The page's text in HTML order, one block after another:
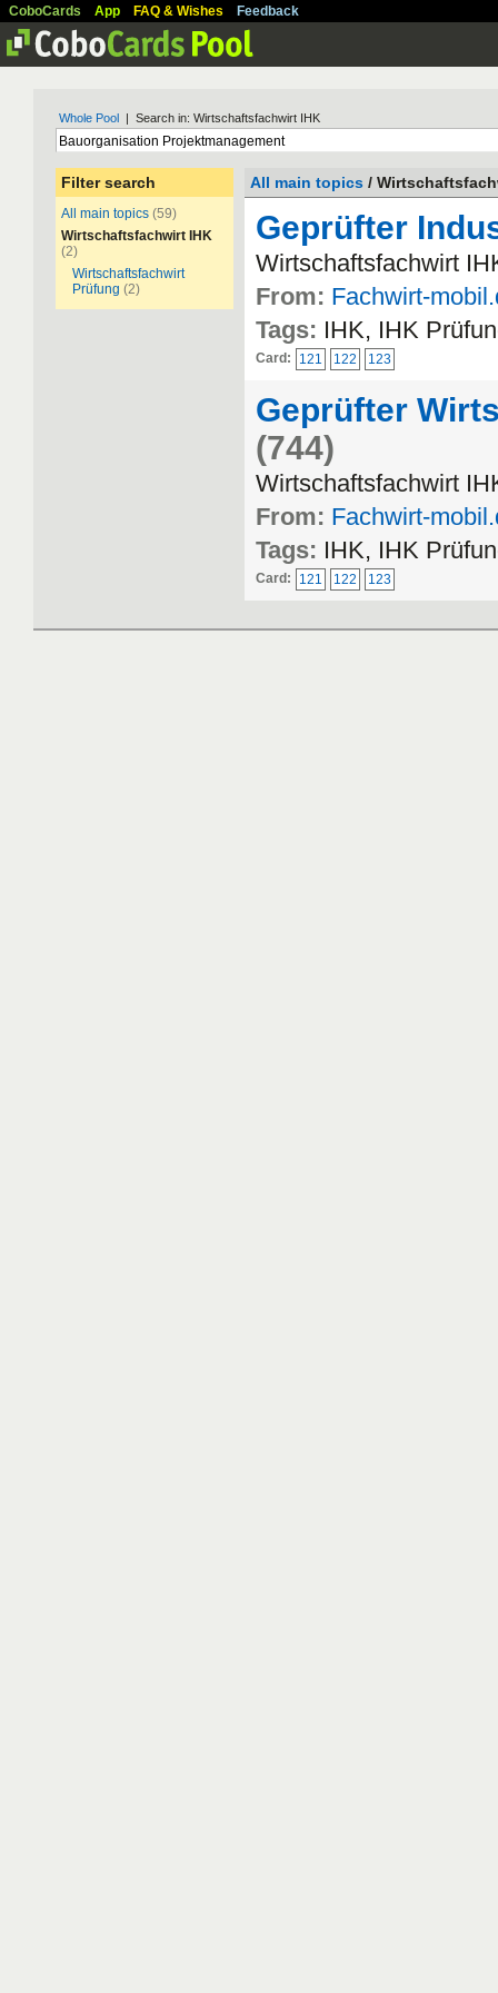
CoboCards App FAQ & Wishes Feedback
Whole Pool | Search in: Wirtschaftsfachwirt IHK
Filter search
All main topics (59)
Wirtschaftsfachwirt IHK
(2)
Wirtschaftsfachwirt
Prüfung (2)
All main topics /
Geprüfter
Wirtschaftsfachwirt
From: Fachwirt-
Tags: IHK, IHK
Card: 121 122 123
Geprüfter
(744)
Wirtschaftsfachwirt
From: Fachwirt-
Tags: IHK, IHK
Card: 121 122 123